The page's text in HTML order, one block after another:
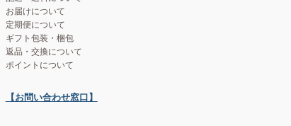
お届けについて
定期便について
ギフト包装・梱包
返品・交換について
ポイントについて
【お問い合わせ窓口】